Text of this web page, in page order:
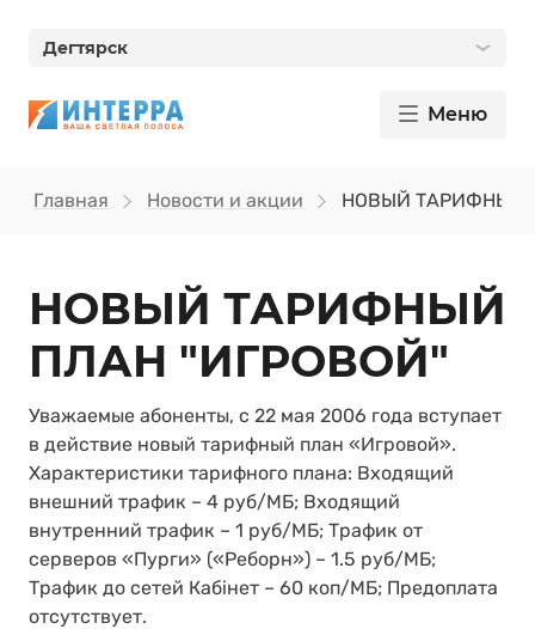
Дегтярск
Меню
Главная Новости и акции НОВЫЙ ТАРИФНЫЙ
НОВЫЙ ТАРИФНЫЙ
ПЛАН "ИГРОВОЙ"
Уважаемые абоненты, с 22 мая 2006 года вступает
в действие новый тарифный план «Игровой».
Характеристики тарифного плана: Входящий
внешний трафик – 4 руб/МБ; Входящий
внутренний трафик – 1 руб/МБ; Трафик от
серверов «Пурги» («Реборн») – 1.5 руб/МБ;
Трафик до сетей Кабiнет – 60 коп/МБ; Предоплата
отсутствует.